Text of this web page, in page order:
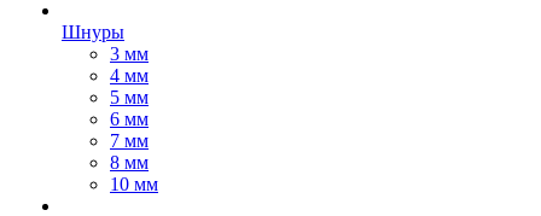
Шнуры
3 мм
4 мм
5 мм
6 мм
7 мм
8 мм
10 мм